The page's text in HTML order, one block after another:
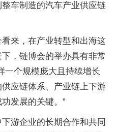
车制造的汽车产业供应链
来，在产业转型和出海这
，链博会的举办具有非常
一个规模庞大且持续增长
应链体系、产业链上下游
发展的关键。”
游企业的长期合作和共同